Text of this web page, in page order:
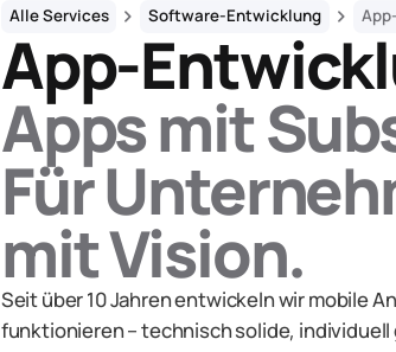
Alle Services chevron_right Software-Entwicklung chevron_right
App-
Apps mit
Für
mit Vision.
Seit über 10 Jahren entwickeln wir mobile
funktionieren – technisch solide, individuell